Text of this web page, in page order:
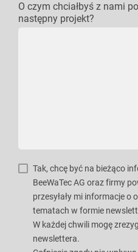
O czym chciałbyś z nami
następny projekt?
Tak, chcę być na bieżąco
BeeWaTec AG oraz firmy
przesyłały mi informacje o
tematach w formie
W każdej chwili mogę
newslettera.